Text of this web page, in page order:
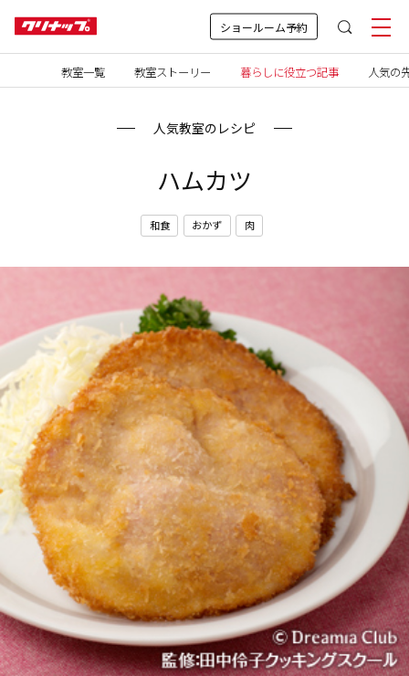
ショールーム予約
教室一覧 教室ストーリー 暮らしに役立つ記事 人気の
人気教室のレシピ
ハムカツ
和食 おかず 肉